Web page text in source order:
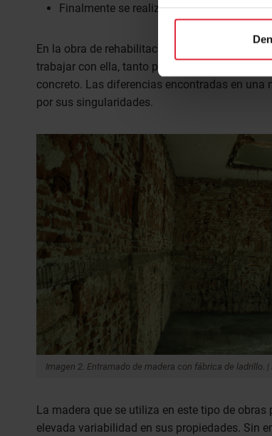
Finalmente se realiza un dictamen a
En la obra de rehabilitación y/o restauración,
trabajar con ella, tanto por la diversidad de
concreto. Las diferencias encontradas en
por sus singularidades.
Imagen 2. Entramado de madera con fábrica de ladrillo.
La madera que se utiliza en este tipo de
elevada variabilidad en sus propiedades. Sin